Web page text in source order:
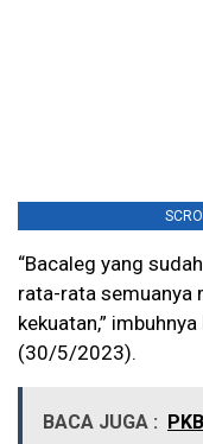
“Bacaleg yang
rata-rata semuanya
kekuatan,”
(30/5/2023).
BACA JUGA :